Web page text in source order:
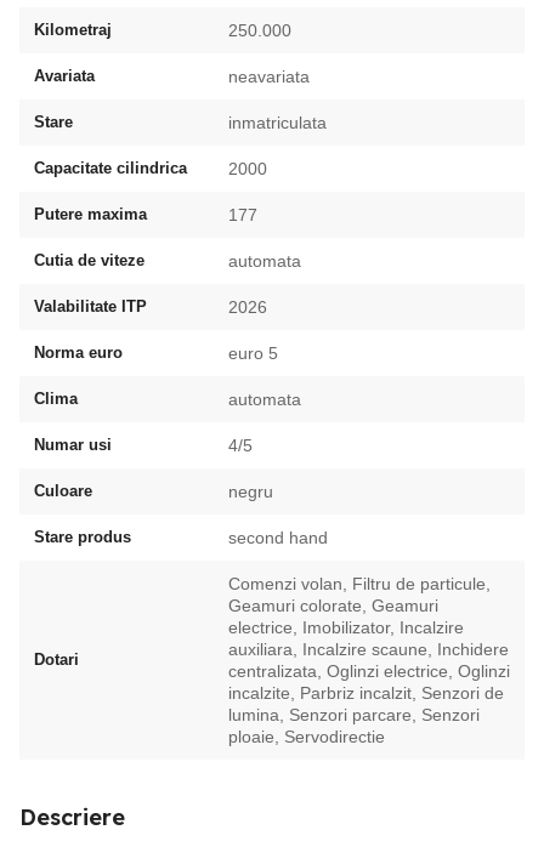
Kilometraj 250.000
Avariata neavariata
Stare inmatriculata
Capacitate cilindrica 2000
Putere maxima 177
Cutia de viteze automata
Valabilitate ITP 2026
Norma euro euro 5
Clima automata
Numar usi 4/5
Culoare negru
Stare produs second hand
Dotari
Comenzi volan, Filtru de particule,
Geamuri colorate, Geamuri
electrice, Imobilizator, Incalzire
auxiliara, Incalzire scaune, Inchidere
centralizata, Oglinzi electrice, Oglinzi
incalzite, Parbriz incalzit, Senzori de
lumina, Senzori parcare, Senzori
ploaie, Servodirectie
Descriere